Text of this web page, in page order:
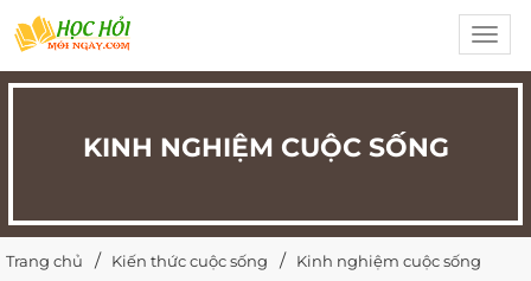
KINH NGHIỆM CUỘC SỐNG
Trang chủ Kiến thức cuộc sống Kinh nghiệm cuộc sống